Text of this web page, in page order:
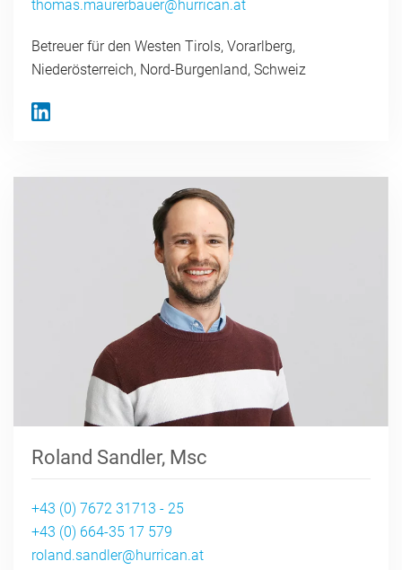
thomas.maurerbauer@hurrican.at
Betreuer für den Westen Tirols, Vorarlberg,
Niederösterreich, Nord-Burgenland, Schweiz
Roland Sandler, Msc
+43 (0) 7672 31713 - 25
+43 (0) 664-35 17 579
roland.sandler@hurrican.at